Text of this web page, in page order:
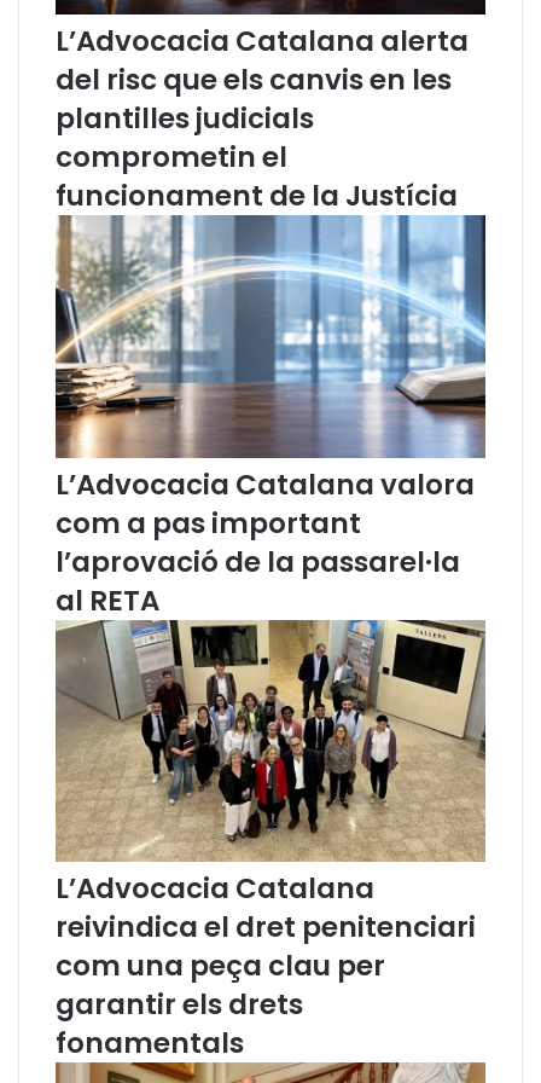
d
e
e
m
r
e
2
0
1
3
)
l
C
l
·
g
i
'
d
v
o
c
d
e
r
n
o
l
l
e
r
s
q
u
e
p
r
e
s
t
a
L’Advocacia Catalana alerta
del risc que els canvis en les
plantilles judicials
comprometin el
funcionament de la Justícia
L’Advocacia Catalana valora
com a pas important
l’aprovació de la passarel·la
al RETA
L’Advocacia Catalana
reivindica el dret penitenciari
com una peça clau per
garantir els drets
fonamentals